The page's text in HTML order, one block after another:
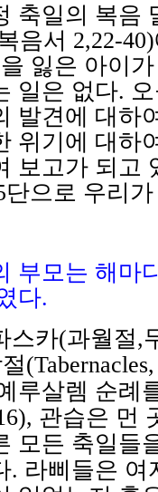
축일의 복음
음서 2,22-40)
잃은 아이
일은 없다.
발견에 대하
위기에 대하
보고가 되고
단으로 우리
부모는 해마
다.
스카(과월절,
루살렘 순례
관습은 먼
모든 축일들
. 라삐들은 여